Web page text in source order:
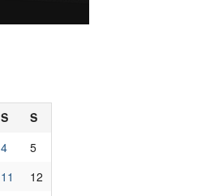
S
S
4
5
11
12